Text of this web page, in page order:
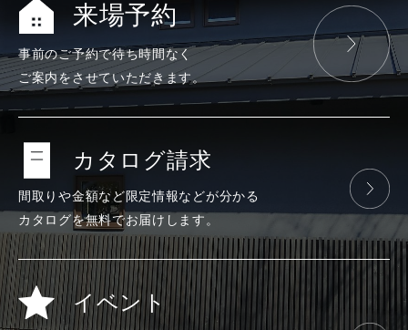
来場予約
事前のご予約で待ち時間なく
ご案内をさせていただきます。
カタログ請求
間取りや金額など限定情報などが分かる
カタログを無料でお届けします。
イベント